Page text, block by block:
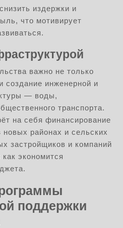
издержки и
что мотивирует
важно не только
создание инженерной и
— воды,
транспорта.
на себя финансирование
новых районах и сельских
застройщиков и компаний
экономится
поддержки